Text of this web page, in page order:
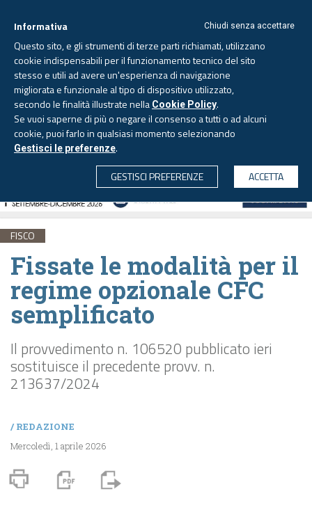
CERCA
Lunedì, 10 agosto 2026 - Aggiornato alle 6.00
FISCO
Fissate le modalità per il
regime opzionale CFC
semplificato
Il provvedimento n. 106520 pubblicato ieri
sostituisce il precedente provv. n.
213637/2024
/REDAZIONE
Mercoledì, 1 aprile 2026
Chiudi senza accettare
Informativa
Questo sito, e gli strumenti di terze parti richiamati, utilizzano
cookie indispensabili per il funzionamento tecnico del sito
stesso e utili ad avere un'esperienza di navigazione
migliorata e funzionale al tipo di dispositivo utilizzato,
secondo le finalità illustrate nella Cookie Policy.
Se vuoi saperne di più o negare il consenso a tutti o ad alcuni
cookie, puoi farlo in qualsiasi momento selezionando
Gestisci le preferenze.
GESTISCI PREFERENZE
ACCETTA